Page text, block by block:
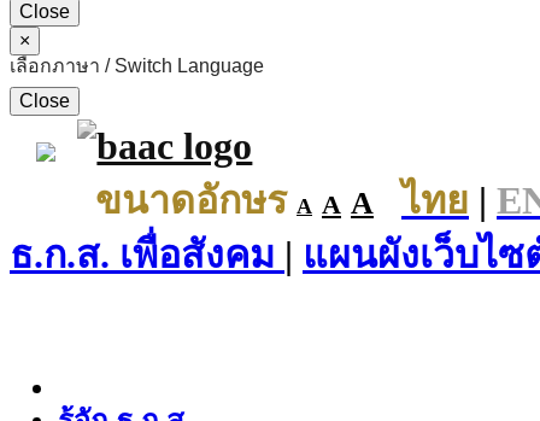
Close
×
เลือกภาษา / Switch Language
Close
ขนาดอักษร A A A ไทย |
ธ.ก.ส. เพื่อสังคม | แผนผังเว็บไซ